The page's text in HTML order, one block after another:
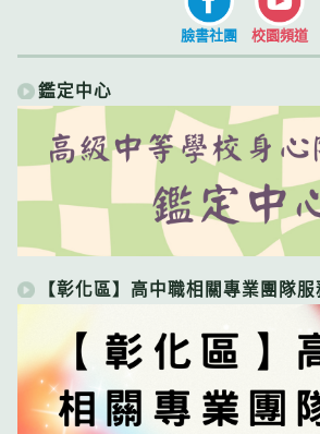
臉書社團 校園頻道
鑑定中心
【彰化區】高中職相關專業團隊服